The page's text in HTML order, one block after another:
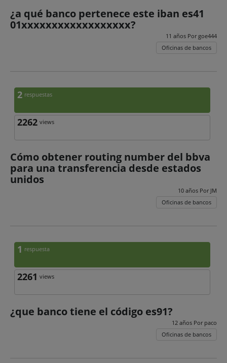
¿a qué banco pertenece este iban es41
01xxxxxxxxxxxxxxxxxx?
11 años Porgoe444
Oficinas de bancos
2 respuestas
2262 views
Cómo obtener routing number del bbva
para una transferencia desde estados
unidos
10 años Por JM
Oficinas de bancos
1 respuesta
2261 views
¿que banco tiene el código es91?
12 años Por paco
Oficinas de bancos